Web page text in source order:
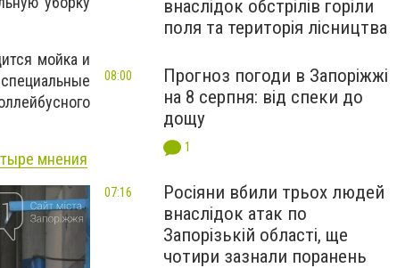
мойка и
мнения
внаслідок обстрілів горіли
поля та територія лісництва
Прогноз погоди в Запоріжжі
на 8 серпня: від спеки до
дощу
1
08:00
Росіяни вбили трьох людей
внаслідок атак по
Запорізькій області, ще
чотири зазнали поранень
07:16